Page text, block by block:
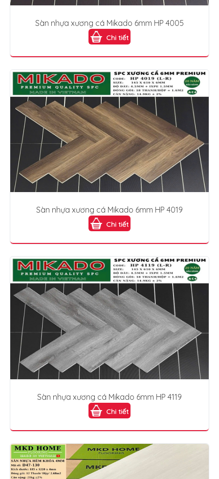
Sàn nhựa xương cá Mikado 6mm HP 4005
Chi tiết
Sàn nhựa xương cá Mikado 6mm HP 4019
Chi tiết
Sàn nhựa xương cá Mikado 6mm HP 4119
Chi tiết